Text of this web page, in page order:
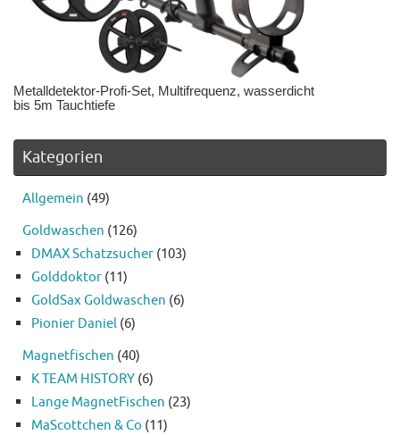
Metalldetektor-Profi-Set, Multifrequenz, wasserdicht
bis 5m Tauchtiefe
Kategorien
Allgemein (49)
Goldwaschen (126)
DMAX Schatzsucher (103)
Golddoktor (11)
GoldSax Goldwaschen (6)
Pionier Daniel (6)
Magnetfischen (40)
K TEAM HISTORY (6)
Lange MagnetFischen (23)
MaScottchen & Co (11)